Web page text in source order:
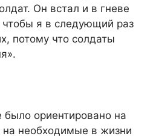
Он встал и в гневе
я в следующий раз
потому что солдаты
было ориентировано на
на необходимые в жизни